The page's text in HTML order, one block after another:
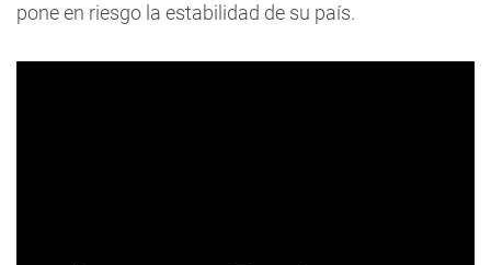
pone en riesgo la estabilidad de su país.